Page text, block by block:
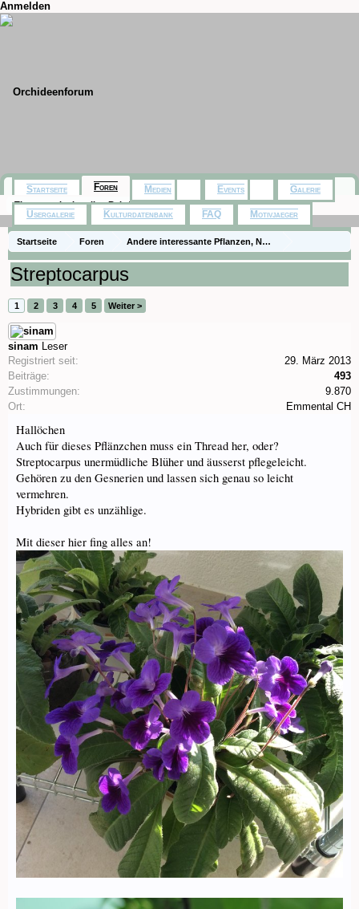
Anmelden
Startseite Foren
Andere interessante Pflanzen, Naturfotos, Ausflüge
Zimmerpflanzen
Streptocarpus
1 2 3 4 5 Weiter >
sinam Leser
Registriert seit:
29. März 2013
Beiträge:
493
Zustimmungen:
9.870
Ort:
Emmental CH
Hallöchen
Auch für dieses Pflänzchen muss ein Thread her, oder?
Streptocarpus unermüdliche Blüher und äusserst pflegeleicht.
Gehören zu den Gesnerien und lassen sich genau so leicht
vermehren.
Hybriden gibt es unzählige.
Mit dieser hier fing alles an!
Startseite Foren
Themen mit aktuellen Beiträgen
Medien Events Galerie
Usergalerie Kulturdatenbank FAQ Motivjaeger